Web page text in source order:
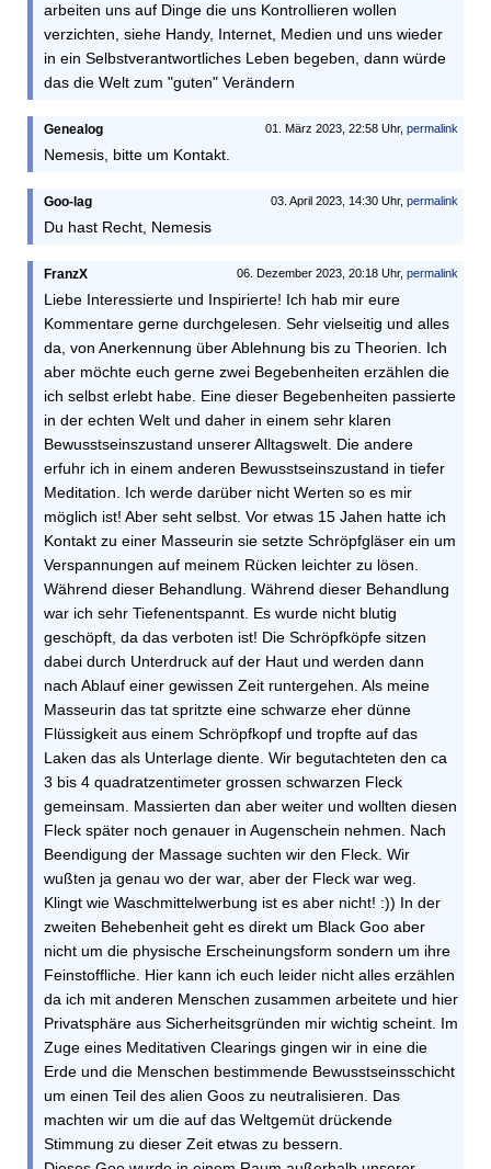
arbeiten uns auf Dinge die uns Kontrollieren wollen
verzichten, siehe Handy, Internet, Medien und uns wieder
in ein Selbstverantwortliches Leben begeben, dann würde
das die Welt zum "guten" Verändern
01. März 2023, 22:58 Uhr, permalink
Genealog
Nemesis, bitte um Kontakt.
03. April 2023, 14:30 Uhr, permalink
Goo-lag
Du hast Recht, Nemesis
06. Dezember 2023, 20:18 Uhr, permalink
FranzX
Liebe Interessierte und Inspirierte! Ich hab mir eure
Kommentare gerne durchgelesen. Sehr vielseitig und alles
da, von Anerkennung über Ablehnung bis zu Theorien. Ich
aber möchte euch gerne zwei Begebenheiten erzählen die
ich selbst erlebt habe. Eine dieser Begebenheiten passierte
in der echten Welt und daher in einem sehr klaren
Bewusstseinszustand unserer Alltagswelt. Die andere
erfuhr ich in einem anderen Bewusstseinszustand in tiefer
Meditation. Ich werde darüber nicht Werten so es mir
möglich ist! Aber seht selbst. Vor etwas 15 Jahen hatte ich
Kontakt zu einer Masseurin sie setzte Schröpfgläser ein um
Verspannungen auf meinem Rücken leichter zu lösen.
Während dieser Behandlung. Während dieser Behandlung
war ich sehr Tiefenentspannt. Es wurde nicht blutig
geschöpft, da das verboten ist! Die Schröpfköpfe sitzen
dabei durch Unterdruck auf der Haut und werden dann
nach Ablauf einer gewissen Zeit runtergehen. Als meine
Masseurin das tat spritzte eine schwarze eher dünne
Flüssigkeit aus einem Schröpfkopf und tropfte auf das
Laken das als Unterlage diente. Wir begutachteten den ca
3 bis 4 quadratzentimeter grossen schwarzen Fleck
gemeinsam. Massierten dan aber weiter und wollten diesen
Fleck später noch genauer in Augenschein nehmen. Nach
Beendigung der Massage suchten wir den Fleck. Wir
wußten ja genau wo der war, aber der Fleck war weg.
Klingt wie Waschmittelwerbung ist es aber nicht! :)) In der
zweiten Behebenheit geht es direkt um Black Goo aber
nicht um die physische Erscheinungsform sondern um ihre
Feinstoffliche. Hier kann ich euch leider nicht alles erzählen
da ich mit anderen Menschen zusammen arbeitete und hier
Privatsphäre aus Sicherheitsgründen mir wichtig scheint. Im
Zuge eines Meditativen Clearings gingen wir in eine die
Erde und die Menschen bestimmende Bewusstseinsschicht
um einen Teil des alien Goos zu neutralisieren. Das
machten wir um die auf das Weltgemüt drückende
Stimmung zu dieser Zeit etwas zu bessern.